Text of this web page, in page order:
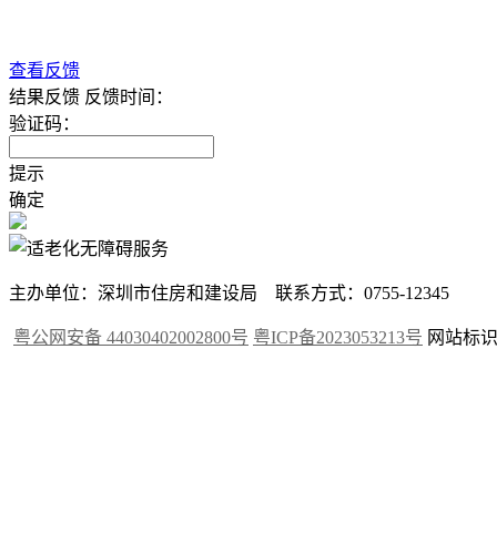
查看反馈
结果反馈 反馈时间：
验证码：
提示
确定
主办单位：深圳市住房和建设局 联系方式：0755-12345
粤公网安备 44030402002800号 粤ICP备2023053213号 网站标